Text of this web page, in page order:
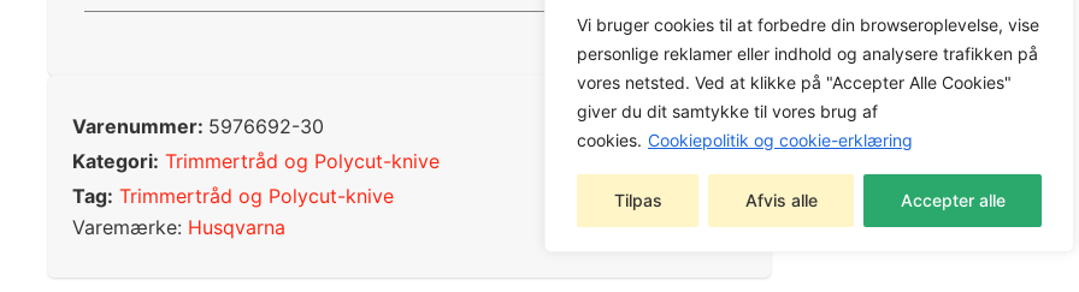
Vi bruger cookies til at forbedre din browseroplevelse, vise
personlige reklamer eller indhold og analysere trafikken på
vores netsted. Ved at klikke på "Accepter Alle Cookies"
giver du dit samtykke til vores brug af
cookies. Cookiepolitik og cookie-erklæring
Tilpas Afvis alle Accepter alle
Varenummer: 5976692-30
Kategori: Trimmertråd og Polycut-knive
Tag: Trimmertråd og Polycut-knive
Varemærke: Husqvarna